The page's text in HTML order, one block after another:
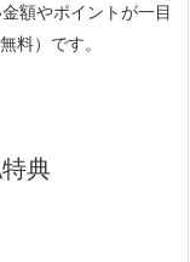
額やポイントが一目
料）です。
典